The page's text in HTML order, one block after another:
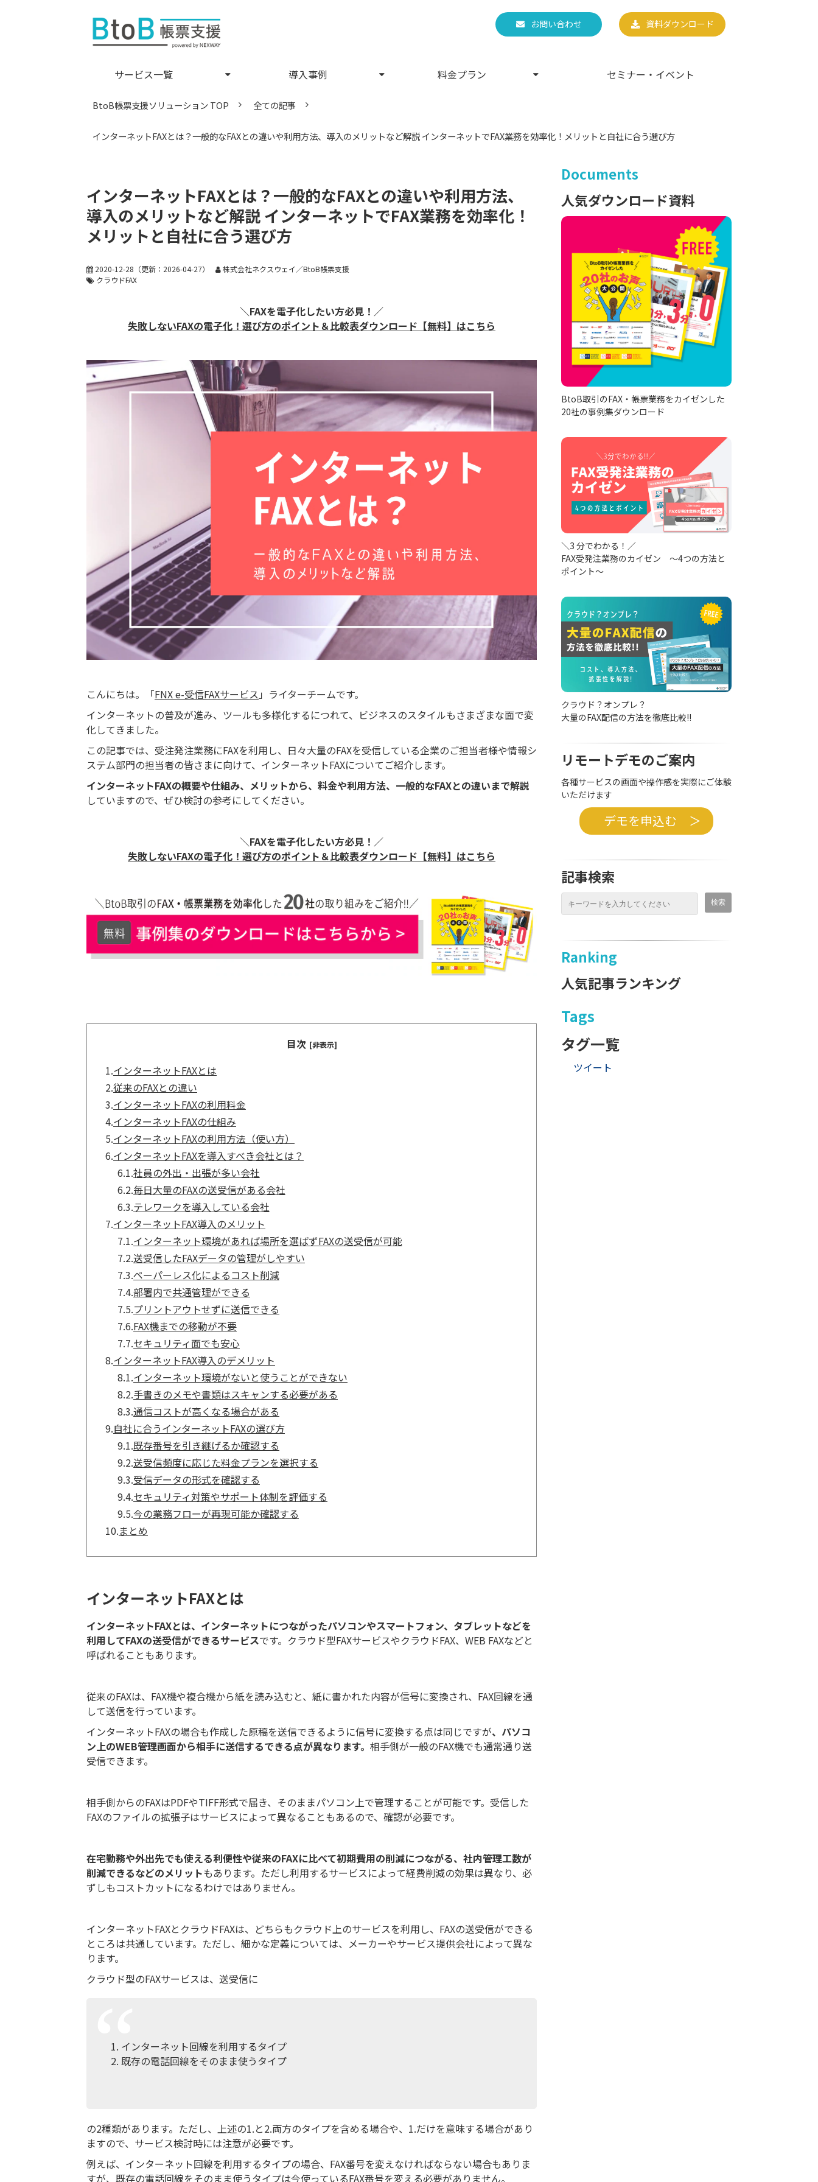
お問い合わせ 資料ダウンロード
サービス一覧 導入事例 料金プラン セミナー・イベント
BtoB帳票支援ソリューション TOP 全ての記事
インターネットFAXとは？一般的なFAXとの違いや利用方法、導入のメリットなど解説 インターネットでFAX業務を効率化！メリットと自社に合う選び方
インターネットFAXとは？一般的なFAXとの違いや利用方法、
導入のメリットなど解説 インターネットでFAX業務を効率化！
メリットと自社に合う選び方
2020-12-28 （更新： 2026-04-27）
株式会社ネクスウェイ／BtoB帳票支援
クラウドFAX
＼FAXを電子化したい方必見！／
失敗しないFAXの電子化！ 選び方のポイント＆比較表ダウンロード【無料】はこちら
こんにちは。「FNX e-受信FAXサービス 」ライターチームです。
インターネットの普及が進み、ツールも多様化するにつれて、ビジネスのスタイルもさまざまな面で変
化してきました。
この記事では、受注発注業務にFAXを利用し、日々大量のFAXを受信している企業のご担当者様や情報シ
ステム部門の担当者の皆さまに向けて、インターネットFAXについてご紹介します。
インターネットFAXの概要や仕組み、メリットから、料金や利用方法、一般的なFAXとの違いまで解説
していますので、ぜひ検討の参考にしてください。
＼FAXを電子化したい方必見！／
失敗しないFAXの電子化！ 選び方のポイント＆比較表ダウンロード【無料】はこちら
目次 [非表示]
1.インターネットFAXとは
2.従来のFAXとの違い
3.インターネットFAXの利用料金
4.インターネットFAXの仕組み
5.インターネットFAXの利用方法（使い方）
6.インターネットFAXを導入すべき会社とは？
6.1.社員の外出・出張が多い会社
6.2.毎日大量のFAXの送受信がある会社
6.3.テレワークを導入している会社
7.インターネットFAX導入のメリット
7.1.インターネット環境があれば場所を選ばずFAXの送受信が可能
7.2.送受信したFAXデータの管理がしやすい
7.3.ペーパーレス化によるコスト削減
7.4.部署内で共通管理ができる
7.5.プリントアウトせずに送信できる
7.6.FAX機までの移動が不要
7.7.セキュリティ面でも安心
8.インターネットFAX導入のデメリット
8.1.インターネット環境がないと使うことができない
8.2.手書きのメモや書類はスキャンする必要がある
8.3.通信コストが高くなる場合がある
9.自社に合うインターネットFAXの選び方
9.1.既存番号を引き継げるか確認する
9.2.送受信頻度に応じた料金プランを選択する
9.3.受信データの形式を確認する
9.4.セキュリティ対策やサポート体制を評価する
9.5.今の業務フローが再現可能か確認する
10.まとめ
インターネットFAXとは
インターネットFAXとは、インターネットにつながったパソコンやスマートフォン、タブレットなどを
利用してFAXの送受信ができるサービスです。クラウド型FAXサービスやクラウドFAX、WEB FAXなどと
呼ばれることもあります。
従来のFAXは、FAX機や複合機から紙を読み込むと、紙に書かれた内容が信号に変換され、FAX回線を通
して送信を行っています。
インターネットFAXの場合も作成した原稿を送信できるように信号に変換する点は同じですが、パソコ
ン上のWEB管理画面から相手に送信するできる点が異なります。 相手側が一般のFAX機でも通常通り送
受信できます。
相手側からのFAXはPDFやTIFF形式で届き、そのままパソコン上で管理することが可能です。受信した
FAXのファイルの拡張子はサービスによって異なることもあるので、確認が必要です。
在宅勤務や外出先でも使える利便性や従来のFAXに比べて初期費用の削減につながる、社内管理工数が
削減できるなどのメリットもあります。ただし利用するサービスによって経費削減の効果は異なり、必
ずしもコストカットになるわけではありません。
インターネットFAXとクラウドFAXは、どちらもクラウド上のサービスを利用し、FAXの送受信ができる
ところは共通しています。ただし、細かな定義については、メーカーやサービス提供会社によって異な
ります。
クラウド型のFAXサービスは、送受信に
インターネット回線を利用するタイプ
既存の電話回線をそのまま使うタイプ
の2種類があります。ただし、上述の1.と2.両方のタイプを含める場合や、1.だけを意味する場合があり
ますので、サービス検討時には注意が必要です。
例えば、インターネット回線を利用するタイプの場合、FAX番号を変えなければならない場合もありま
すが、既存の電話回線をそのまま使うタイプは今使っているFAX番号を変える必要がありません。
Documents
人気ダウンロード資料
BtoB取引のFAX・帳票業務をカイゼンした
20社の事例集ダウンロード
＼3 分でわかる！／
FAX受発注業務のカイゼン ～4つの方法と
ポイント～
クラウド？オンプレ？
大量のFAX配信の方法を徹底比較!!
リモートデモのご案内
各種サービスの画面や操作感を実際にご体験
いただけます
デモを申込む ＞
記事検索
Ranking
人気記事ランキング
Tags
タグ一覧
ツイート